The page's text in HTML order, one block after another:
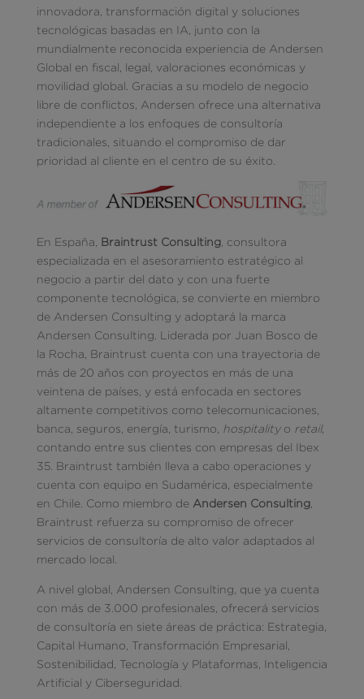
innovadora, transformación digital y soluciones
tecnológicas basadas en IA, junto con la
mundialmente reconocida experiencia de Andersen
Global en fiscal, legal, valoraciones económicas y
movilidad global. Gracias a su modelo de negocio
libre de conflictos, Andersen ofrece una alternativa
independiente a los enfoques de consultoría
tradicionales, situando el compromiso de dar
prioridad al cliente en el centro de su éxito.
En España, Braintrust Consulting, consultora
especializada en el asesoramiento estratégico al
negocio a partir del dato y con una fuerte
componente tecnológica, se convierte en miembro
de Andersen Consulting y adoptará la marca
Andersen Consulting. Liderada por Juan Bosco de
la Rocha, Braintrust cuenta con una trayectoria de
más de 20 años con proyectos en más de una
veintena de países, y está enfocada en sectores
altamente competitivos como telecomunicaciones,
banca, seguros, energía, turismo,
hospitalityo retail,
contando entre sus clientes con empresas del Ibex
35. Braintrust también lleva a cabo operaciones y
cuenta con equipo en Sudamérica, especialmente
en Chile. Como miembro de Andersen Consulting,
Braintrust refuerza su compromiso de ofrecer
servicios de consultoría de alto valor adaptados al
mercado local.
A nivel global, Andersen Consulting, que ya cuenta
con más de 3.000 profesionales, ofrecerá servicios
de consultoría en siete áreas de práctica: Estrategia,
Capital Humano, Transformación Empresarial,
Sostenibilidad, Tecnología y Plataformas, Inteligencia
Artificial y Ciberseguridad.